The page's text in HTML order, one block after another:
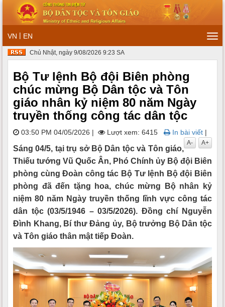
VN | EN
Chủ Nhật, ngày 9/08/2026 9:23 SA
Bộ Tư lệnh Bộ đội Biên phòng
chúc mừng Bộ Dân tộc và Tôn
giáo nhân kỷ niệm 80 năm Ngày
truyền thống công tác dân tộc
03:50 PM 04/05/2026 | Lượt xem: 6415 In bài viết |
A+
A-
Sáng 04/5, tại trụ sở Bộ Dân tộc và Tôn giáo,
Thiếu tướng Vũ Quốc Ân, Phó Chính ủy Bộ đội Biên
phòng cùng Đoàn công tác Bộ Tư lệnh Bộ đội Biên
phòng đã đến tặng hoa, chúc mừng Bộ nhân kỷ
niệm 80 năm Ngày truyền thống lĩnh vực công tác
dân tộc (03/5/1946 – 03/5/2026). Đồng chí Nguyễn
Đình Khang, Bí thư Đảng ủy, Bộ trưởng Bộ Dân tộc
và Tôn giáo thân mật tiếp Đoàn.